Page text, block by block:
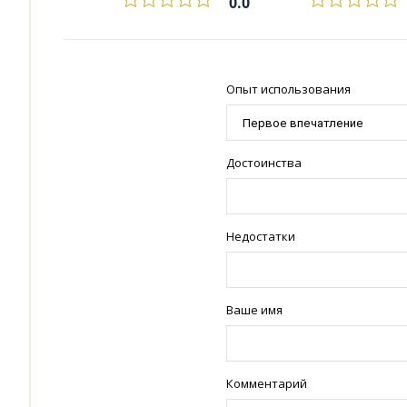
Опыт использования
Достоинства
Недостатки
Ваше имя
Комментарий